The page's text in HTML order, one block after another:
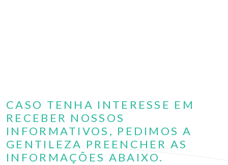
CASO TENHA INTERESSE EM
RECEBER NOSSOS
INFORMATIVOS, PEDIMOS A
GENTILEZA PREENCHER AS
INFORMAÇÕES ABAIXO.